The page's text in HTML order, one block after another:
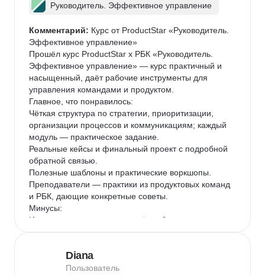
Руководитель. Эффективное управление
Комментарий: Курс от ProductStar «Руководитель.
Эффективное управление»
Прошёл курс ProductStar х РБК «Руководитель.
Эффективное управление» — курс практичный и
насыщенный, даёт рабочие инструменты для
управления командами и продуктом.
Главное, что понравилось:
Чёткая структура по стратегии, приоритизации,
организации процессов и коммуникациям; каждый
модуль — практическое задание.
Реальные кейсы и финальный проект с подробной
обратной связью.
Полезные шаблоны и практические воркшопы.
Преподаватели — практики из продуктовых команд
и РБК, дающие конкретные советы.
Минусы:
Интенсивность: материал даётся быстро; тем, кто
на проработку домашних заданий.
Хотелось бы больше времени на индивидуальное
Diana
Пользователь